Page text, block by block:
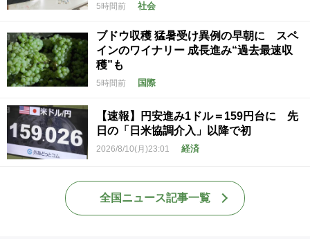
5時間前 社会
ブドウ収穫 猛暑受け異例の早朝に スペ
インのワイナリー 成長進み“過去最速収
穫”も
5時間前 国際
【速報】円安進み1ドル＝159円台に 先
日の「日米協調介入」以降で初
2026/8/10(月)23:01 経済
全国ニュース記事一覧